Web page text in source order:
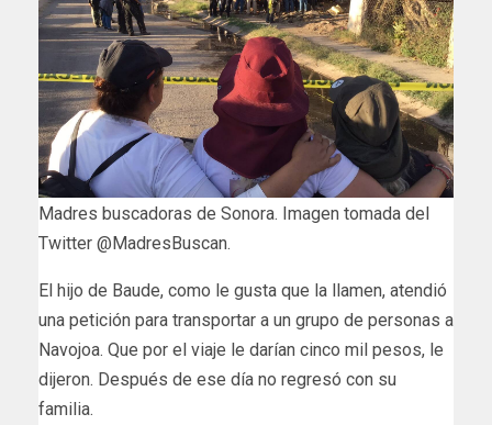
Madres buscadoras de Sonora. Imagen tomada del
Twitter @MadresBuscan.
El hijo de Baude, como le gusta que la llamen, atendió
una petición para transportar a un grupo de personas a
Navojoa. Que por el viaje le darían cinco mil pesos, le
dijeron. Después de ese día no regresó con su
familia.